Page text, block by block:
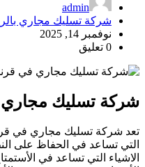
admin
شركة تسليك مجاري
نوفمبر 14, 2025
0 تعليق
شركة تسليك مجاري
تعد شركة تسليك مجاري في
التي تساعد في الحفاظ على
الاشياء التي تساعد في